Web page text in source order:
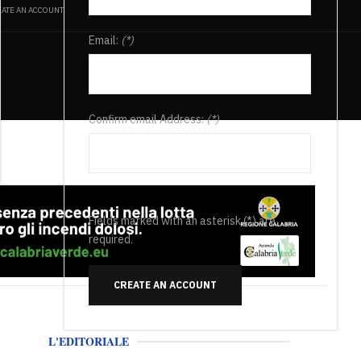
AN ACCOUNT
Email: (*)
Confirm email Address:(*)
Fields marked with an asterisk (*) are
required.
CREATE AN ACCOUNT
L'EDITORIALE